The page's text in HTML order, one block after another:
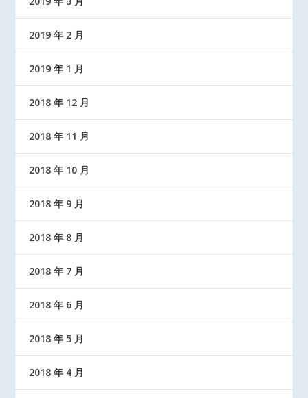
2019 年 2 月
2019 年 1 月
2018 年 12 月
2018 年 11 月
2018 年 10 月
2018 年 9 月
2018 年 8 月
2018 年 7 月
2018 年 6 月
2018 年 5 月
2018 年 4 月